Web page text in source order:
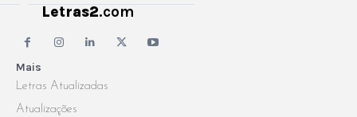
Mais
Letras Atualizadas
Atualizações
Letras2.com